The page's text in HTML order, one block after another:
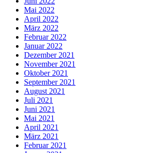
Mai 2022
April 2022
März 2022
Februar 2022
Januar 2022
Dezember 2021
November 2021
Oktober 2021
September 2021
August 2021
Juli 2021
Juni 2021
Mai 2021
April 2021
März 2021
Februar 2021